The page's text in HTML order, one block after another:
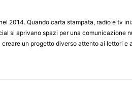
2014. Quando carta stampata, radio e tv
si aprivano spazi per una comunicazione
creare un progetto diverso attento ai lettori e